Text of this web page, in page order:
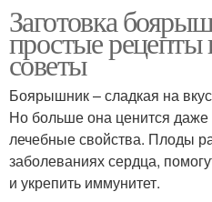
Заготовка
простые рецепты
советы
Боярышник – сладкая на
Но больше она ценится даже
лечебные свойства. Плоды
заболеваниях сердца,
и укрепить иммунитет.